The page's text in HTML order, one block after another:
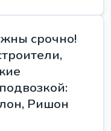
срочно!
Ришон